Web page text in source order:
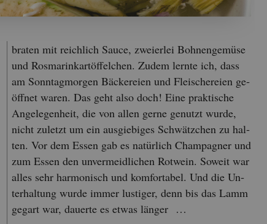
bra­ten mit reich­lich Sauce, zwei­er­lei Boh­nen­ge­mü­se
und Ros­marin­kart­öf­fel­chen. Zudem lern­te ich, dass
am Sonn­tag­mor­gen Bä­cke­rei­en und Flei­sche­rei­en ge­
öff­net waren. Das geht also doch! Eine prak­ti­sche
An­ge­le­gen­heit, die von allen gerne ge­nutzt wurde,
nicht zu­letzt um ein aus­gie­bi­ges Schwätz­chen zu hal­
ten. Vor dem Essen gab es na­tür­lich Cham­pa­gner und
zum Essen den un­ver­meid­li­chen Rot­wein. So­weit war
alles sehr har­mo­nisch und kom­for­ta­bel. Und die Un­
ter­hal­tung wurde immer lus­ti­ger, denn bis das Lamm
ge­gart war, dau­er­te es etwas län­ger …